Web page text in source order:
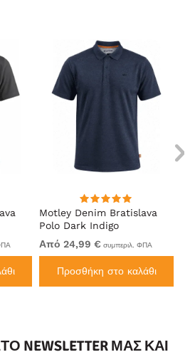
Motley Denim Bratislava
Polo Dark Indigo
Από 24,99 € συμπεριλ. ΦΠΑ
Προσθήκη στο καλάθι
NEWSLETTER ΜΑΣ ΚΑΙ